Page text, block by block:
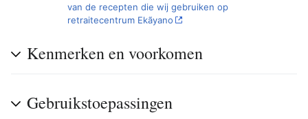
van de recepten die wij gebruiken op
retraitecentrum Ekãyano
Kenmerken en voorkomen
Gebruikstoepassingen